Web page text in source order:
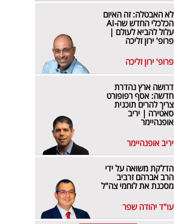
לא האבטלה: זה האיום
הכלכלי החדש שה-AI
עלול להביא לעולם |
פרופ' ירון זליכה
פרופ' ירון זליכה
דרושה ארץ נהדרת
חדשה: אסף רפופורט
צריך להרים תוכנית
סאטירה | יריב
אופנהיימר
יריב אופנהיימר
הדלקת משואה על ידי
הרב אברהם זרביב
מסכנת את לוחמי צה"ל
עו"ד יהודה שפר